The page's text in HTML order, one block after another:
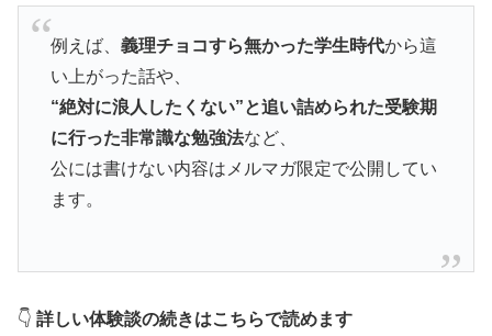
例えば、 義理チョコすら無かった学生時代から這
い上がった話や、
“絶対に浪人したくない”と追い詰められた受験期
に行った非常識な勉強法など、
公には書けない内容はメルマガ限定で公開してい
ます。
👇 詳しい体験談の続きはこちらで読めます